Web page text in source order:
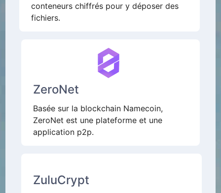
conteneurs chiffrés pour y déposer des
fichiers.
ZeroNet
Basée sur la blockchain Namecoin,
ZeroNet est une plateforme et une
application p2p.
ZuluCrypt